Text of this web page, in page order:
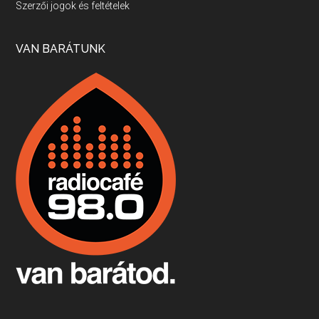
Apr 17, 2026 • 00:35:38
Boston, teadélután, bab és homár
Apr 9, 2026 • 00:37:17
Fermentáljunk, a testünk meghálálja!
Apr 3, 2026 • 00:36:07
Szerzői jogok és feltételek
VAN BARÁTUNK